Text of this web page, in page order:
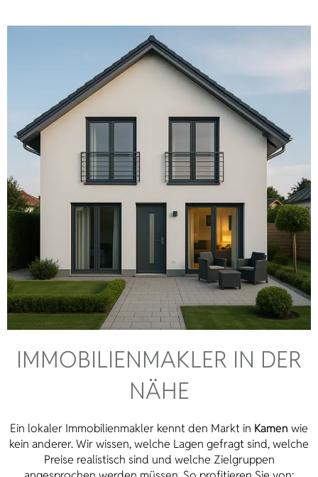
IMMOBILIEN­MAKLER IN DER
NÄHE
Ein lokaler Immobilienmakler kennt den Markt in Kamen wie
kein anderer. Wir wissen, welche Lagen gefragt sind, welche
Preise realistisch sind und welche Zielgruppen